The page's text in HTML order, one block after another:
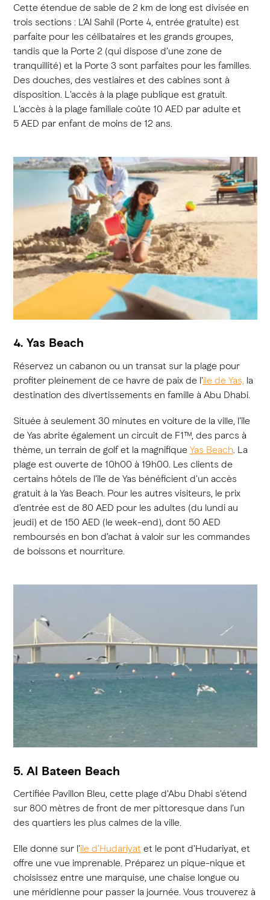
Cette étendue de sable de 2 km de long est divisée en
trois sections : L’Al Sahil (Porte 4, entrée gratuite) est
parfaite pour les célibataires et les grands groupes,
tandis que la Porte 2 (qui dispose d’une zone de
tranquillité) et la Porte 3 sont parfaites pour les familles.
Des douches, des vestiaires et des cabines sont à
disposition. L'accès à la plage publique est gratuit.
L'accès à la plage familiale coûte 10 AED par adulte et
5 AED par enfant de moins de 12 ans.
4. Yas Beach
Réservez un cabanon ou un transat sur la plage pour
profiter pleinement de ce havre de paix de l'île de Yas, la
destination des divertissements en famille à Abu Dhabi.
Située à seulement 30 minutes en voiture de la ville, l'île
de Yas abrite également un circuit de F1™, des parcs à
thème, un terrain de golf et la magnifique Yas Beach. La
plage est ouverte de 10h00 à 19h00. Les clients de
certains hôtels de l'île de Yas bénéficient d'un accès
gratuit à la Yas Beach. Pour les autres visiteurs, le prix
d'entrée est de 80 AED pour les adultes (du lundi au
jeudi) et de 150 AED (le week-end), dont 50 AED
remboursés en bon d’achat à valoir sur les commandes
de boissons et nourriture.
5. Al Bateen Beach
Certifiée Pavillon Bleu, cette plage d'Abu Dhabi s'étend
sur 800 mètres de front de mer pittoresque dans l’un
des quartiers les plus calmes de la ville.
Elle donne sur l'île d'Hudariyatet le pont d'Hudariyat, et
offre une vue imprenable. Préparez un pique-nique et
choisissez entre une marquise, une chaise longue ou
une méridienne pour passer la journée. Vous trouverez à